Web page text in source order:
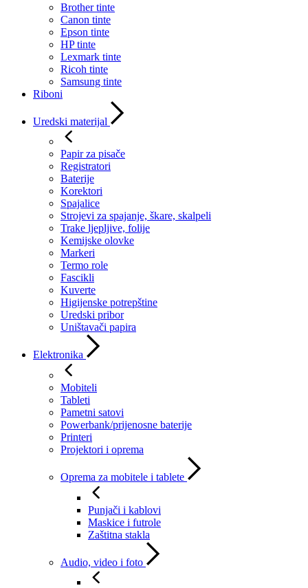
Brother tinte
Canon tinte
Epson tinte
HP tinte
Lexmark tinte
Ricoh tinte
Samsung tinte
Riboni
Uredski materijal
Papir za pisače
Registratori
Baterije
Korektori
Spajalice
Strojevi za spajanje, škare, skalpeli
Trake ljepljive, folije
Kemijske olovke
Markeri
Termo role
Fascikli
Kuverte
Higijenske potrepštine
Uredski pribor
Uništavači papira
Elektronika
Mobiteli
Tableti
Pametni satovi
Powerbank/prijenosne baterije
Printeri
Projektori i oprema
Oprema za mobitele i tablete
Punjači i kablovi
Maskice i futrole
Zaštitna stakla
Audio, video i foto